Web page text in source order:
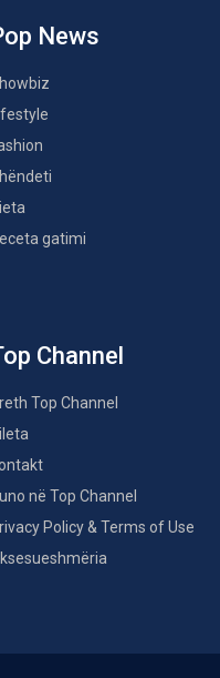
News
gatimi
Channel
Top Channel
në Top Channel
Policy & Terms of Use